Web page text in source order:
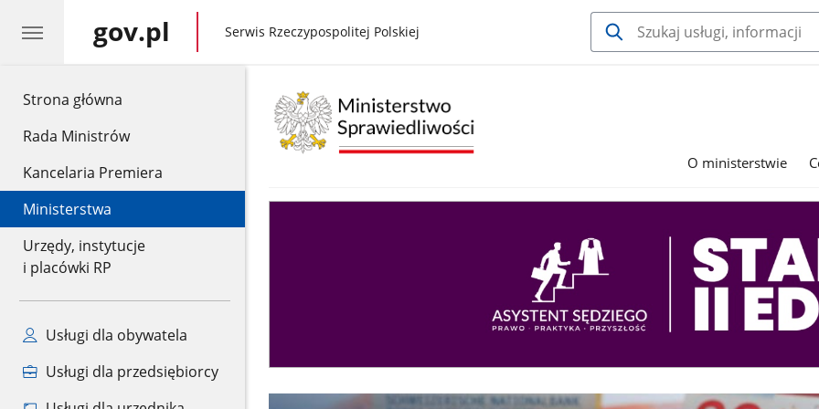
Strona główna
Rada Ministrów
Kancelaria Premiera
Ministerstwa
Urzędy, instytucje
i placówki RP
Usługi dla obywatela
Usługi dla przedsiębiorcy
gov.pl gov.pl
Serwis Rzeczypospolitej Polskiej
O ministerstwie